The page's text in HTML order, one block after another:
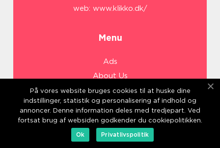
web: www.klikko.dk/
Menu
Ads
About Us
Cookies
Contact
Sitemap
På vores website bruges cookies til at huske dine
indstillinger, statistik og personalisering af indhold og
annoncer. Denne information deles med tredjepart. Ved
fortsat brug af websiden godkender du cookiepolitikken.
Ok
Privatlivspolitik